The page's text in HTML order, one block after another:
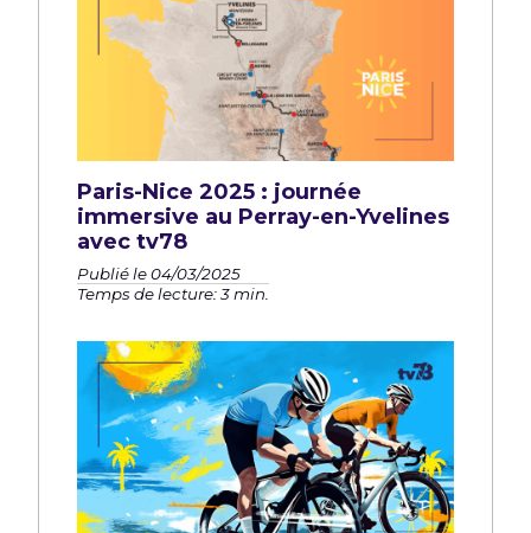
Paris-Nice 2025 : journée
immersive au Perray-en-Yvelines
avec tv78
Publié le 04/03/2025
Temps de lecture: 3 min.